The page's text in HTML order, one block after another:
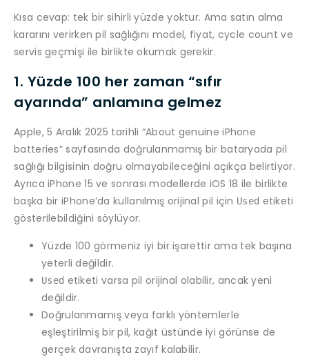
Kısa cevap: tek bir sihirli yüzde yoktur. Ama satın alma
kararını verirken pil sağlığını model, fiyat, cycle count ve
servis geçmişi ile birlikte okumak gerekir.
1. Yüzde 100 her zaman “sıfır
ayarında” anlamına gelmez
Apple, 5 Aralık 2025 tarihli “About genuine iPhone
batteries” sayfasında doğrulanmamış bir bataryada pil
sağlığı bilgisinin doğru olmayabileceğini açıkça belirtiyor.
Ayrıca iPhone 15 ve sonrası modellerde iOS 18 ile birlikte
başka bir iPhone’da kullanılmış orijinal pil için Used etiketi
gösterilebildiğini söylüyor.
Yüzde 100 görmeniz iyi bir işarettir ama tek başına
yeterli değildir.
Used etiketi varsa pil orijinal olabilir, ancak yeni
değildir.
Doğrulanmamış veya farklı yöntemlerle
eşleştirilmiş bir pil, kağıt üstünde iyi görünse de
gerçek davranışta zayıf kalabilir.